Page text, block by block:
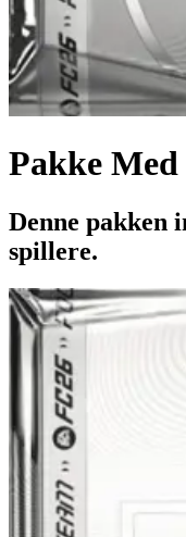
Pakke
Denne pakken
spillere.